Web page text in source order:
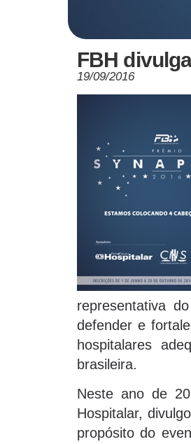
FBH
19/09/2016
representativa
defender e
hospitalares
brasileira.
Neste ano de
Hospitalar,
propósito do